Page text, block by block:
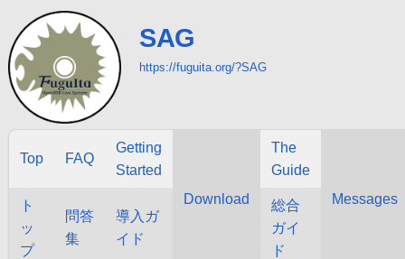
SAG
https://fuguita.org/?SAG
Top FAQ
Getting
Started
Download
The
Guide
Messages
ト
ッ
プ
問答
集
導入ガ
イド
総合
ガイ
ド